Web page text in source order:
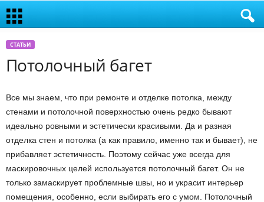
СТАТЬИ
Потолочный багет
Все мы знаем, что при ремонте и отделке потолка, между
стенами и потолочной поверхностью очень редко бывают
идеально ровными и эстетически красивыми. Да и разная
отделка стен и потолка (а как правило, именно так и бывает), не
прибавляет эстетичность. Поэтому сейчас уже всегда для
маскировочных целей используется потолочный багет. Он не
только замаскирует проблемные швы, но и украсит интерьер
помещения, особенно, если выбирать его с умом. Потолочный